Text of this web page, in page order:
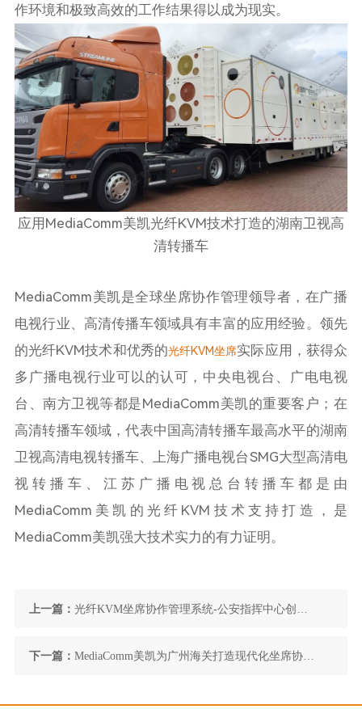
作环境和极致高效的工作结果得以成为现实。
应用MediaComm美凯光纤KVM技术打造的湖南卫视高
清转播车
MediaComm美凯是全球坐席协作管理领导者，在广播
电视行业、高清传播车领域具有丰富的应用经验。领先
的光纤KVM技术和优秀的光纤KVM坐席实际应用，获得众
多广播电视行业可以的认可，中央电视台、广电电视
台、南方卫视等都是MediaComm美凯的重要客户；在
高清转播车领域，代表中国高清转播车最高水平的湖南
卫视高清电视转播车、上海广播电视台SMG大型高清电
视转播车、江苏广播电视总台转播车都是由
MediaComm 美凯的光纤 KVM 技术支持打造，是
MediaComm美凯强大技术实力的有力证明。
上一篇： 光纤KVM坐席协作管理系统-公安指挥中心创新
建设的顶层设计
下一篇： MediaComm美凯为广州海关打造现代化坐席协作